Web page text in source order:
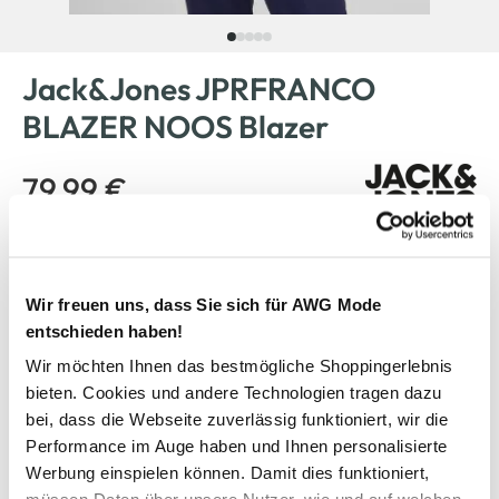
Wir freuen uns, dass Sie sich für AWG Mode
entschieden haben!
Wir möchten Ihnen das bestmögliche Shoppingerlebnis
bieten. Cookies und andere Technologien tragen dazu
bei, dass die Webseite zuverlässig funktioniert, wir die
Performance im Auge haben und Ihnen personalisierte
Werbung einspielen können. Damit dies funktioniert,
Jack&Jones JPRFRANCO
BLAZER NOOS Blazer
79,99 €
Größe:
46 48 50 52 54 56
Anzahl:
Bitte wählen Sie eine Größe aus